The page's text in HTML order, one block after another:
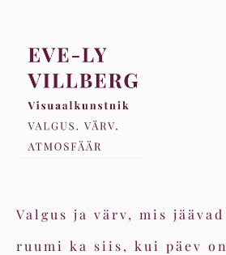
Valgus ja värv, mis jäävad
ruumi ka siis, kui päev on